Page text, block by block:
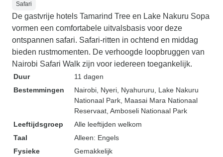
Safari
De gastvrije hotels Tamarind Tree en Lake Nakuru Sopa
vormen een comfortabele uitvalsbasis voor deze
ontspannen safari. Safari-ritten in ochtend en middag
bieden rustmomenten. De verhoogde loopbruggen van
Nairobi Safari Walk zijn voor iedereen toegankelijk.
Duur
11 dagen
Bestemmingen
Nairobi , Nyeri , Nyahururu , Lake Nakuru
Nationaal Park , Maasai Mara Nationaal
Reservaat , Amboseli Nationaal Park
Leeftijdsgroep
Alle leeftijden welkom
Taal
Alleen: Engels
Fysieke
Gemakkelijk